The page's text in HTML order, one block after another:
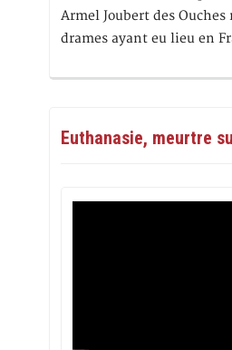
Armel Joubert des
drames ayant eu lieu en
Euthanasie, meurtre